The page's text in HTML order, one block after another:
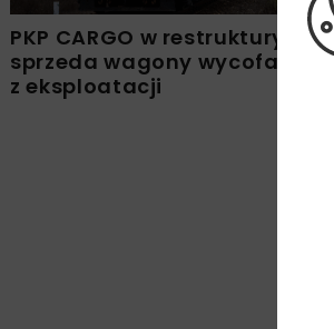
PKP CARGO w restrukturyzacji
sprzeda wagony wycofane
z eksploatacji